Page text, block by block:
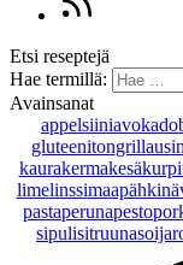
Etsi reseptejä
Hae termillä:
Avainsanat
appelsiiniavokado
gluteenitongrillaus
kaurakerma
limelinssi
pastaperunapesto
sipulisitruuna